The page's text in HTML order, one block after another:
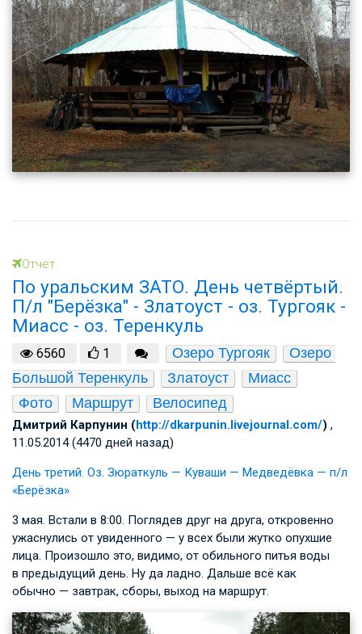
Отчет
По уральским ЗАТО. День четвёртый.
П/л "Берёзка" - Златоуст - оз. Тургояк -
Миасс - оз. Теренкуль
6560 1 Озеро Тургояк
Озеро
Большой Теренкуль
Златоуст
Миасс
Фото
Маршрут Велосипед
Дмитрий Карпунин (http://dkarpunin.livejournal.com/) ,
11.05.2014 (4470 дней назад)
День третий. Оз. Зюраткуль — Куваши — Медведёвка — п/л
«Берёзка»
3 мая. Встали в 8:00. Поглядев друг на друга, откровенно
ужаснулись от увиденного — у всех были жутко опухшие
лица. Произошло это, видимо, от обильного питья воды
в предыдущий день. Ну да ладно. Дальше всё как
обычно — завтрак, сборы, выход на маршрут.